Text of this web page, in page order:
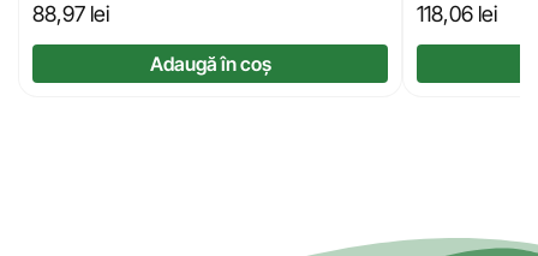
88,97 lei
Adaugă în coș
118,06 lei